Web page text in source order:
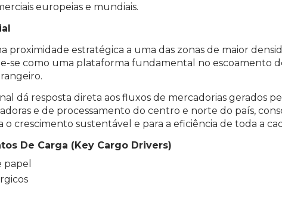
europeias e mundiais.
proximidade estratégica a uma das zonas de maior
se como uma plataforma fundamental no escoamento
dá resposta direta aos fluxos de mercadorias gerados
e de processamento do centro e norte do país,
o crescimento sustentável e para a eficiência de toda a
De Carga (Key Cargo Drivers)
papel